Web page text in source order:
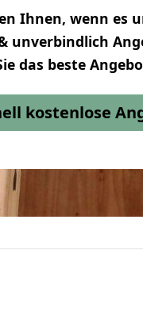
Ihnen, wenn es
unverbindlich
das beste
kostenlose